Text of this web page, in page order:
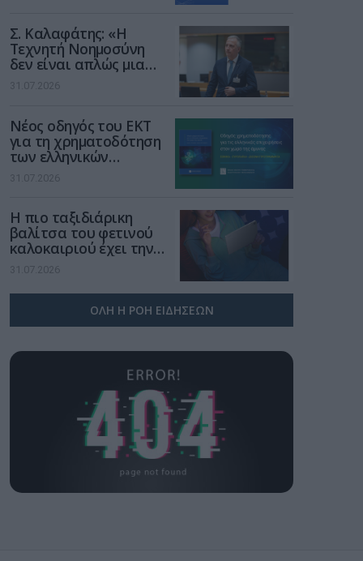
Σ. Καλαφάτης: «Η
Τεχνητή Νοημοσύνη
δεν είναι απλώς μια
νέα τεχνολογία, είναι
μια νέα βιομηχανική
31.07.2026
Νέος οδηγός του ΕΚΤ
για τη χρηματοδότηση
των ελληνικών
επιχειρήσεων στον
χώρο της άμυνας
31.07.2026
Η πιο ταξιδιάρικη
βαλίτσα του φετινού
καλοκαιριού έχει την
υπογραφή της Xiaomi
31.07.2026
ΟΛΗ Η ΡΟΗ ΕΙΔΗΣΕΩΝ